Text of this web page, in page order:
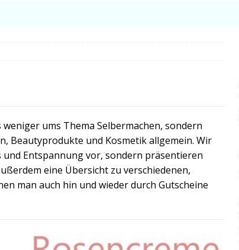
ums Thema Selbermachen, sondern
Beautyprodukte und Kosmetik allgemein. Wir
Entspannung vor, sondern präsentieren
eine Übersicht zu verschiedenen,
man auch hin und wieder durch Gutscheine